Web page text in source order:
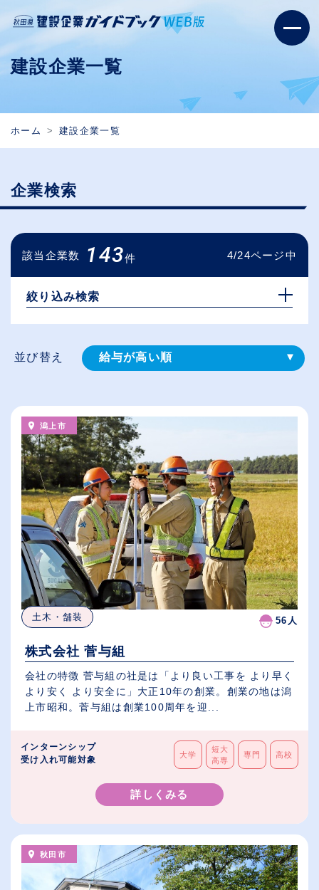
建設企業一覧
ホーム 建設企業一覧
企業検索
該当企業数 143件 4/24ページ中
絞り込み検索
並び替え 給与が高い順
従業員が多い順
休日数が多い順
潟上市
土木・舗装 56人
株式会社 菅与組
会社の特徴 菅与組の社是は「より良い工事を より早く
より安く より安全に」大正10年の創業。創業の地は潟
上市昭和。菅与組は創業100周年を迎...
インターンシップ
受け入れ可能対象
大学
短大
高専
専門 高校
詳しくみる
秋田市